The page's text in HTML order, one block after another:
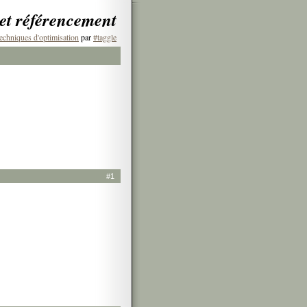
référencement
d'optimisation par#taggle
#1